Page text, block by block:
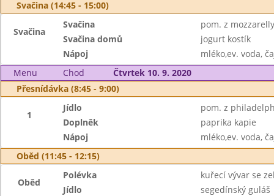
Svačina (14:45 - 15:00)
Svačina
Svačina
pom. z
Svačina domů
jogurt kostík
Nápoj
mléko,ev. voda,
Menu
Chod
Čtvrtek 10. 9. 2020
Přesnídávka (8:45 - 9:00)
1
Jídlo
pom. z
Doplněk
paprika kapie
Nápoj
mléko,ev. voda,
Oběd (11:45 - 12:15)
Oběd
Polévka
kuřecí vývar se
Jídlo
segedínský guláš